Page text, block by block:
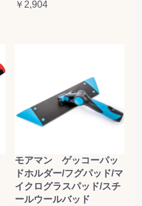
￥2,904
モアマン ゲッコーパッ
ドホルダー/フグパッド/マ
イクログラスパッド/スチ
ールウールバッド